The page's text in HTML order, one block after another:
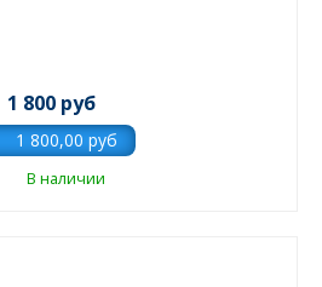
1 800 руб
В наличии